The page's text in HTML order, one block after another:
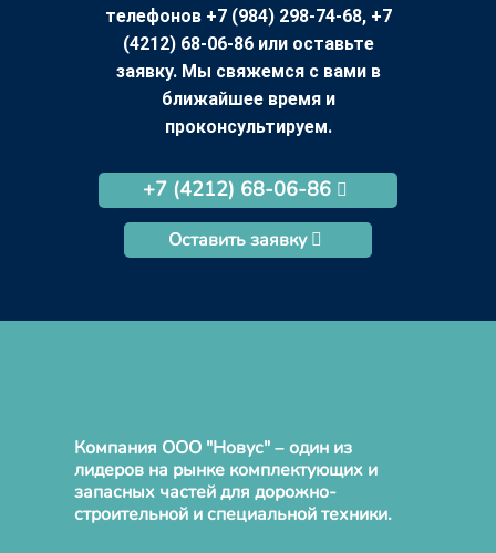
телефонов +7 (984) 298-74-68, +7
(4212) 68-06-86 или оставьте
заявку. Мы свяжемся с вами в
ближайшее время и
проконсультируем.
+7 (4212) 68-06-86
Оставить заявку
Компания ООО "Новус" – один из
лидеров на рынке комплектующих и
запасных частей для дорожно-
строительной и специальной техники.